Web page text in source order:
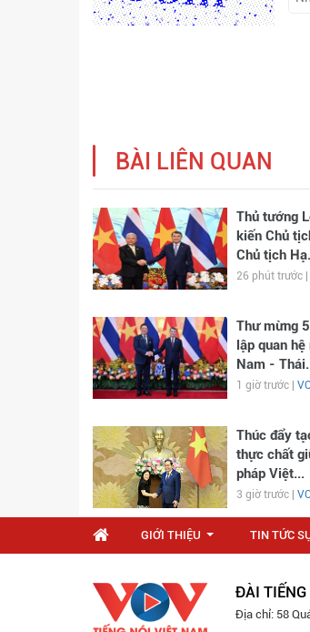
BÀI LIÊN QUAN
Thủ tướng
kiến Chủ
Chủ tịch
26 phút trước |
Thư mừng
lập quan
Nam -
1 giờ trước |
Thúc đẩy
thực chất
pháp Việt...
3 giờ trước |
GIỚI THIỆU TIN TỨC
ĐÀI
Địa chỉ: 58